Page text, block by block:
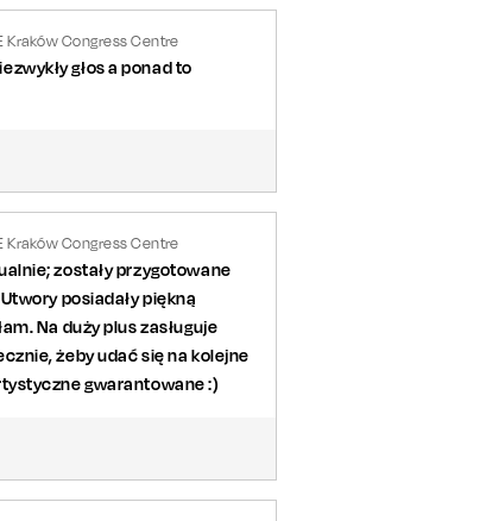
Kraków Congress Centre
głos a ponad to
Kraków Congress Centre
zostały przygotowane
posiadały piękną
Na duży plus zasługuje
żeby udać się na kolejne
gwarantowane :)